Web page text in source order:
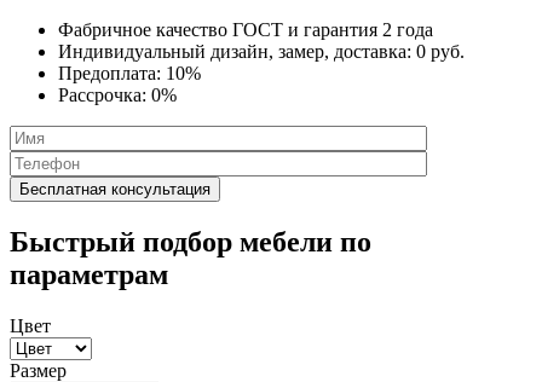
Фабричное качество ГОСТ и гарантия 2 года
Индивидуальный дизайн, замер, доставка: 0 руб.
Предоплата: 10%
Рассрочка: 0%
Быстрый подбор мебели по
параметрам
Цвет
Размер